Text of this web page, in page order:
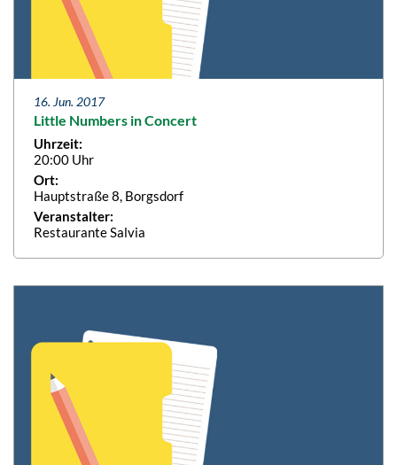
16. Jun. 2017
Little Numbers in Concert
Uhrzeit:
20:00 Uhr
Ort:
Hauptstraße 8, Borgsdorf
Veranstalter:
Restaurante Salvia